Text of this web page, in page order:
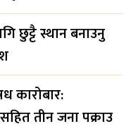
छुट्टै स्थान बनाउनु
कारोबार:
तीन जना पक्राउ